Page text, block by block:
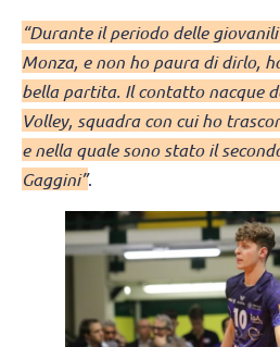
“Durante il periodo delle
Monza, e non ho paura di dirlo,
bella partita. Il contatto nacque
Volley, squadra con cui ho
e nella quale sono stato il
Gaggini”.